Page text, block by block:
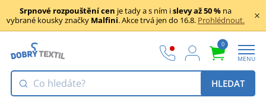
Srpnové rozpouštění cen je tady a s ním islevy až 50 % na
vybrané kousky značky Malfini. Akce trvá jen do 16.8. Prohlédnout.
0
MENU
HLEDAT